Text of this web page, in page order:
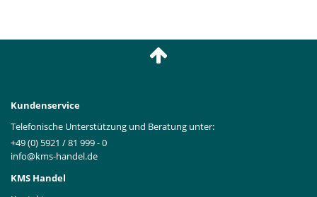
Kundenservice
Telefonische Unterstützung und Beratung unter:
+49 (0) 5921 / 81 999 - 0
info@kms-handel.de
KMS Handel